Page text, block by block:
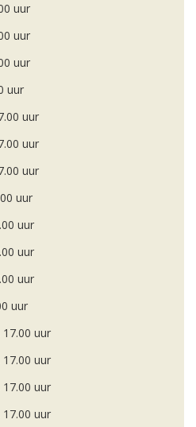
uur
uur
uur
uur
uur
uur
uur
uur
uur
uur
uur
uur
uur
uur
uur
uur